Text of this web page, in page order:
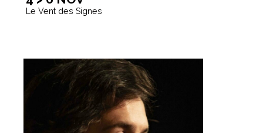
Le Vent des Signes